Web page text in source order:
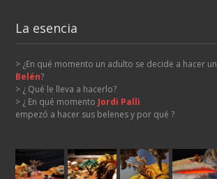
La esencia
> ¿En qué momento un adulto se decide a hacer un
Belén?
> ¿ Qué le lleva a hacerlo?
> ¿ En qué momento Jordi Palli
empezó a hacer sus belenes y por qué ?